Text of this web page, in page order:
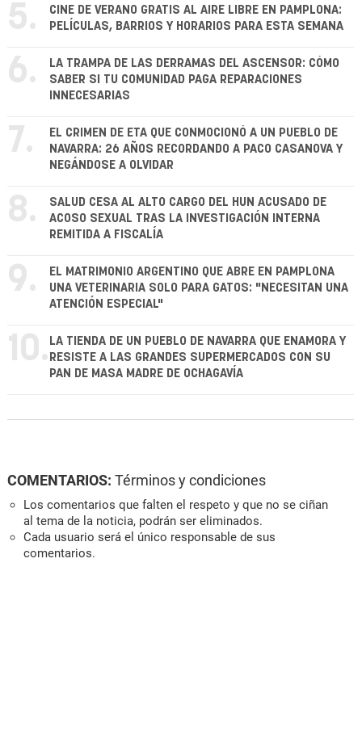
5.
CINE DE VERANO GRATIS AL AIRE LIBRE EN PAMPLONA:
PELÍCULAS, BARRIOS Y HORARIOS PARA ESTA SEMANA
6.
LA TRAMPA DE LAS DERRAMAS DEL ASCENSOR: CÓMO
SABER SI TU COMUNIDAD PAGA REPARACIONES
INNECESARIAS
7.
EL CRIMEN DE ETA QUE CONMOCIONÓ A UN PUEBLO DE
NAVARRA: 26 AÑOS RECORDANDO A PACO CASANOVA Y
NEGÁNDOSE A OLVIDAR
8.
SALUD CESA AL ALTO CARGO DEL HUN ACUSADO DE
ACOSO SEXUAL TRAS LA INVESTIGACIÓN INTERNA
REMITIDA A FISCALÍA
9.
EL MATRIMONIO ARGENTINO QUE ABRE EN PAMPLONA
UNA VETERINARIA SOLO PARA GATOS: "NECESITAN UNA
ATENCIÓN ESPECIAL"
10. LA TIENDA DE UN PUEBLO DE NAVARRA QUE ENAMORA Y
RESISTE A LAS GRANDES SUPERMERCADOS CON SU
PAN DE MASA MADRE DE OCHAGAVÍA
COMENTARIOS: Términos y condiciones
Los comentarios que falten el respeto y que no se ciñan
al tema de la noticia, podrán ser eliminados.
Cada usuario será el único responsable de sus
comentarios.